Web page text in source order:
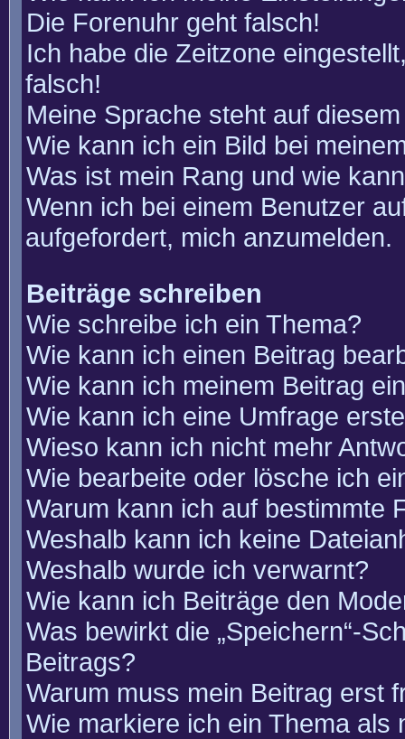
Die Forenuhr geht falsch!
Ich habe die Zeitzone
falsch!
Meine Sprache steht auf
Wie kann ich ein Bild bei
Was ist mein Rang und wie
Wenn ich bei einem Benutzer
aufgefordert, mich anzumelden.
Beiträge schreiben
Wie schreibe ich ein Thema?
Wie kann ich einen Beitrag
Wie kann ich meinem Beitrag
Wie kann ich eine Umfrage
Wieso kann ich nicht mehr
Wie bearbeite oder lösche ich
Warum kann ich auf bestimmte
Weshalb kann ich keine
Weshalb wurde ich verwarnt?
Wie kann ich Beiträge den
Was bewirkt die „Speichern“-
Beitrags?
Warum muss mein Beitrag erst
Wie markiere ich ein Thema als